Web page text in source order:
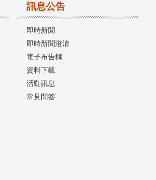
訊息公告
即時新聞
即時新聞澄清
電子布告欄
資料下載
活動訊息
常見問答